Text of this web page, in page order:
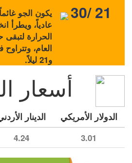
يكون الجو
عادياً، ويطرأ
الحرارة
و21 ليلاً.
30/ 21
أسعار
الدولار الأمريكي الدينار
3.01
4.24